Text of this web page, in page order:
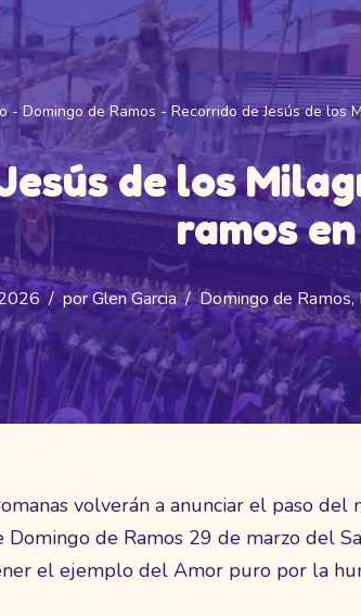
- Domingo de Ramos -Recorrido de Jesús de los
de los
ramos
porGlen Garcia Domingo de Ramos,
volverán a anunciar el paso
Domingo de Ramos 29 de marzo del
el ejemplo del Amor puro por la